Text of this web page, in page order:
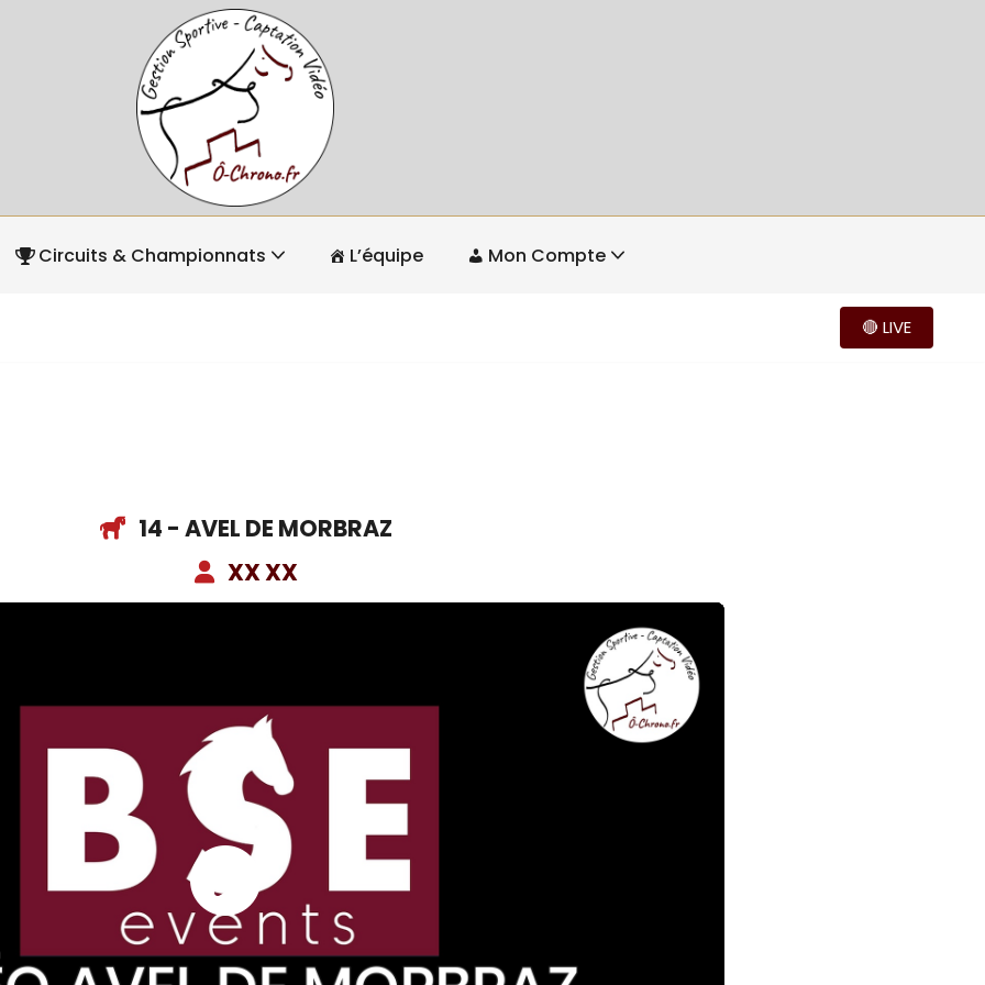
Circuits & Championnats L’équipe Mon Compte
🔴 LIVE
14 - AVEL DE MORBRAZ
XX XX